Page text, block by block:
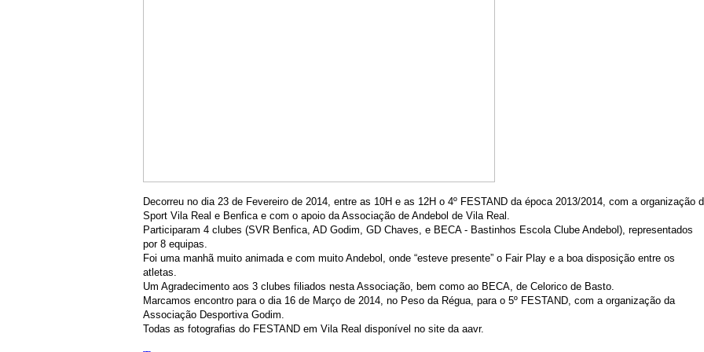
Decorreu no dia 23 de Fevereiro de 2014, entre as 10H e as 12H o 4º FESTAND da época 2013/2014, com a organização
Sport Vila Real e Benfica e com o apoio da Associação de Andebol de Vila Real.
Participaram 4 clubes (SVR Benfica, AD Godim , GD Chaves, e BECA - Bastinhos Escola Clube Andebol), representados
por 8 equipas.
Foi uma manhã muito animada e com muito Andebol, onde “esteve presente” o Fair Play e a boa disposição entre os
atletas.
Um Agradecimento aos 3 clubes filiados nesta Associação, bem como ao BECA, de Celorico de Basto.
Marcamos encontro para o dia 16 de Março de 2014, no Peso da Régua, para o 5º FESTAND, com a organização da
Associação Desportiva Godim.
Todas as fotografias do FESTAND em Vila Real disponível no site da aavr.